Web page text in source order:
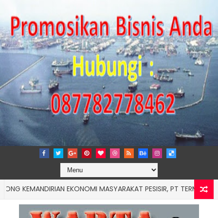
EKONOMI MASYARAKAT PESISIR, PT TERMINAL TELUK